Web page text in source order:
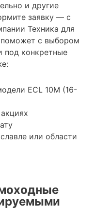
и другие
заявку — с
Техника для
с выбором
под конкретные
ECL 10M (16-
или области